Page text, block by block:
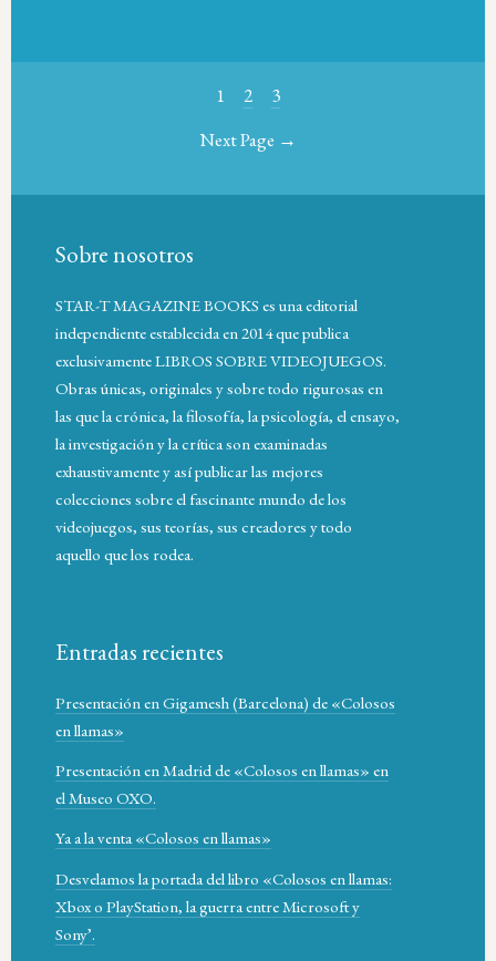
1 2
3
Next Page →
Sobre nosotros
STAR-T MAGAZINE BOOKS es una editorial
independiente establecida en 2014 que publica
exclusivamente LIBROS SOBRE VIDEOJUEGOS.
Obras únicas, originales y sobre todo rigurosas en
las que la crónica, la filosofía, la psicología, el ensayo,
la investigación y la crítica son examinadas
exhaustivamente y así publicar las mejores
colecciones sobre el fascinante mundo de los
videojuegos, sus teorías, sus creadores y todo
aquello que los rodea.
Entradas recientes
Presentación en Gigamesh (Barcelona) de «Colosos
en llamas»
Presentación en Madrid de «Colosos en llamas» en
el Museo OXO.
Ya a la venta «Colosos en llamas»
Desvelamos la portada del libro «Colosos en llamas:
Xbox o PlayStation, la guerra entre Microsoft y
Sony’.